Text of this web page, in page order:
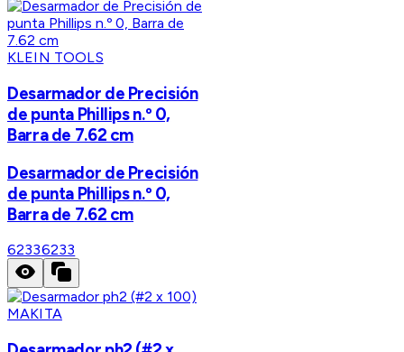
KLEIN TOOLS
Desarmador de Precisión
de punta Phillips n.º 0,
Barra de 7.62 cm
Desarmador de Precisión
de punta Phillips n.º 0,
Barra de 7.62 cm
62336233
MAKITA